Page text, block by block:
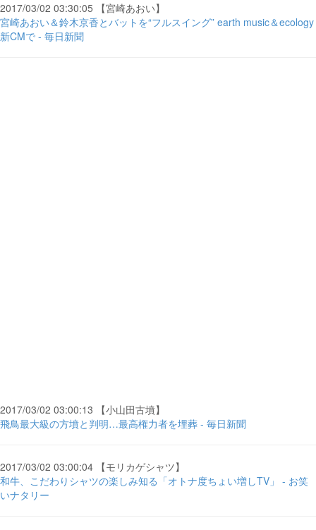
2017/03/02 03:30:05 【宮崎あおい】
宮崎あおい＆鈴木京香とバットを“フルスイング” earth music＆ecology
新CMで - 毎日新聞
2017/03/02 03:00:13 【小山田古墳】
飛鳥最大級の方墳と判明…最高権力者を埋葬 - 毎日新聞
2017/03/02 03:00:04 【モリカゲシャツ】
和牛、こだわりシャツの楽しみ知る「オトナ度ちょい増しTV」 - お笑
いナタリー